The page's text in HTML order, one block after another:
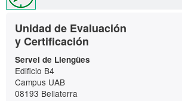
Contacto
Unidad de Evaluación
y Certificación
Servei de Llengües
Edificio B4
Campus UAB
08193 Bellaterra